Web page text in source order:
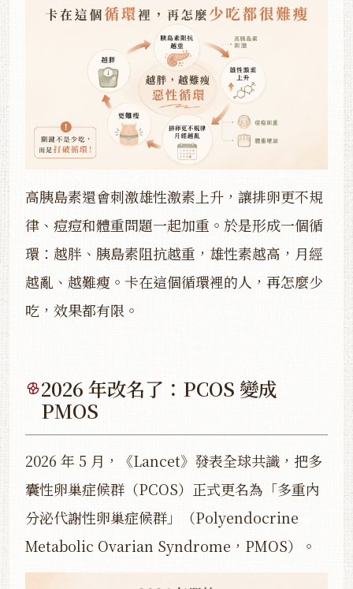
高胰島素還會刺激雄性激素上升，讓排卵更不規
律、痘痘和體重問題一起加重。於是形成一個循
環：越胖、胰島素阻抗越重，雄性素越高，月經
越亂、越難瘦。卡在這個循環裡的人，再怎麼少
吃，效果都有限。
2026 年改名了：PCOS 變成
PMOS
2026 年 5 月，《Lancet》發表全球共識，把多
囊性卵巢症候群（PCOS）正式更名為「多重內
分泌代謝性卵巢症候群」（Polyendocrine
Metabolic Ovarian Syndrome，PMOS）。